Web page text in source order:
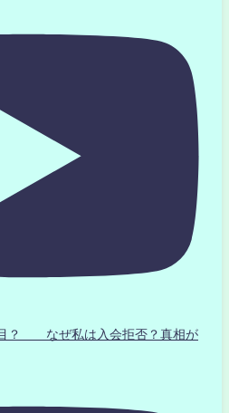
？ なぜ私は入会拒否？真相が